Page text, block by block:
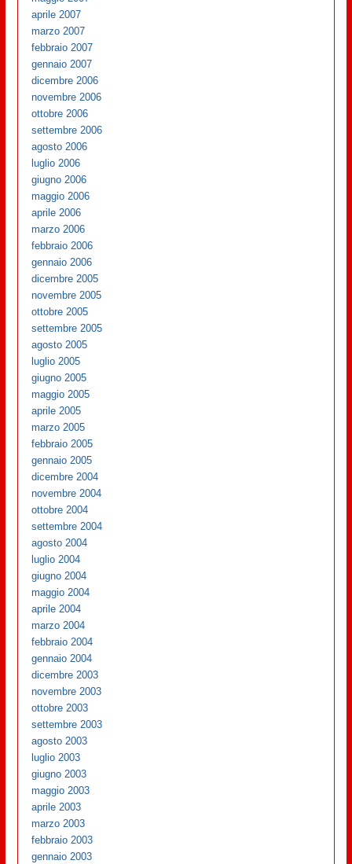
aprile 2007
marzo 2007
febbraio 2007
gennaio 2007
dicembre 2006
novembre 2006
ottobre 2006
settembre 2006
agosto 2006
luglio 2006
giugno 2006
maggio 2006
aprile 2006
marzo 2006
febbraio 2006
gennaio 2006
dicembre 2005
novembre 2005
ottobre 2005
settembre 2005
agosto 2005
luglio 2005
giugno 2005
maggio 2005
aprile 2005
marzo 2005
febbraio 2005
gennaio 2005
dicembre 2004
novembre 2004
ottobre 2004
settembre 2004
agosto 2004
luglio 2004
giugno 2004
maggio 2004
aprile 2004
marzo 2004
febbraio 2004
gennaio 2004
dicembre 2003
novembre 2003
ottobre 2003
settembre 2003
agosto 2003
luglio 2003
giugno 2003
maggio 2003
aprile 2003
marzo 2003
febbraio 2003
gennaio 2003